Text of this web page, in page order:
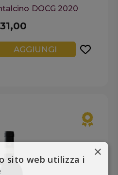
DOCG 2020
AGGIUNGI
×
sito web utilizza i